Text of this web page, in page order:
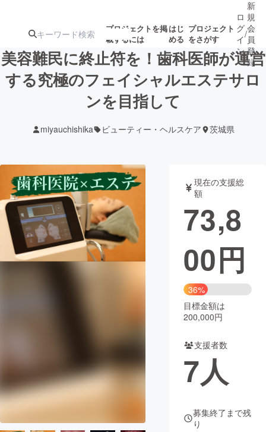
プロジェクトを掲
載するには
はじ
める
プロジェクト
をさがす
注目の新着プロ
ジェクト
募集終了が近いプ
テクノロジー・ガジェット
映像・映画 書籍・雑誌
ビジネス・起業 チャレンジ
CAMPFIRE Creation
CAMPFIREふるさと納税
コミュニティ
ロ
グ
イ
ン
/
新
規
会
員
登
録
美容難民に終止符を！歯科医師が運営
する究極のフェイシャルエステサロ
ンを目指して
miyauchishika ビューティー・ヘルスケア 茨城県
現在の支援総
額
73,8
00円
36%
目標金額は
200,000円
支援者数
7人
募集終了まで残
り